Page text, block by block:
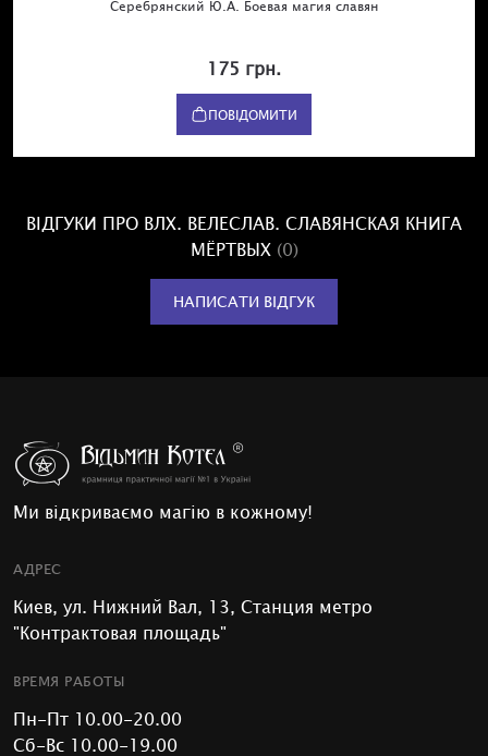
Серебрянский Ю.А. Боевая магия славян
175 грн.
ПОВІДОМИТИ
ВІДГУКИ ПРО ВЛХ. ВЕЛЕСЛАВ. СЛАВЯНСКАЯ КНИГА
МЁРТВЫХ (0)
НАПИСАТИ ВІДГУК
Ми відкриваємо магію в кожному!
АДРЕС
Киев, ул. Нижний Вал, 13, Станция метро
"Контрактовая площадь"
ВРЕМЯ РАБОТЫ
Пн-Пт 10.00-20.00
Сб-Вс 10.00-19.00